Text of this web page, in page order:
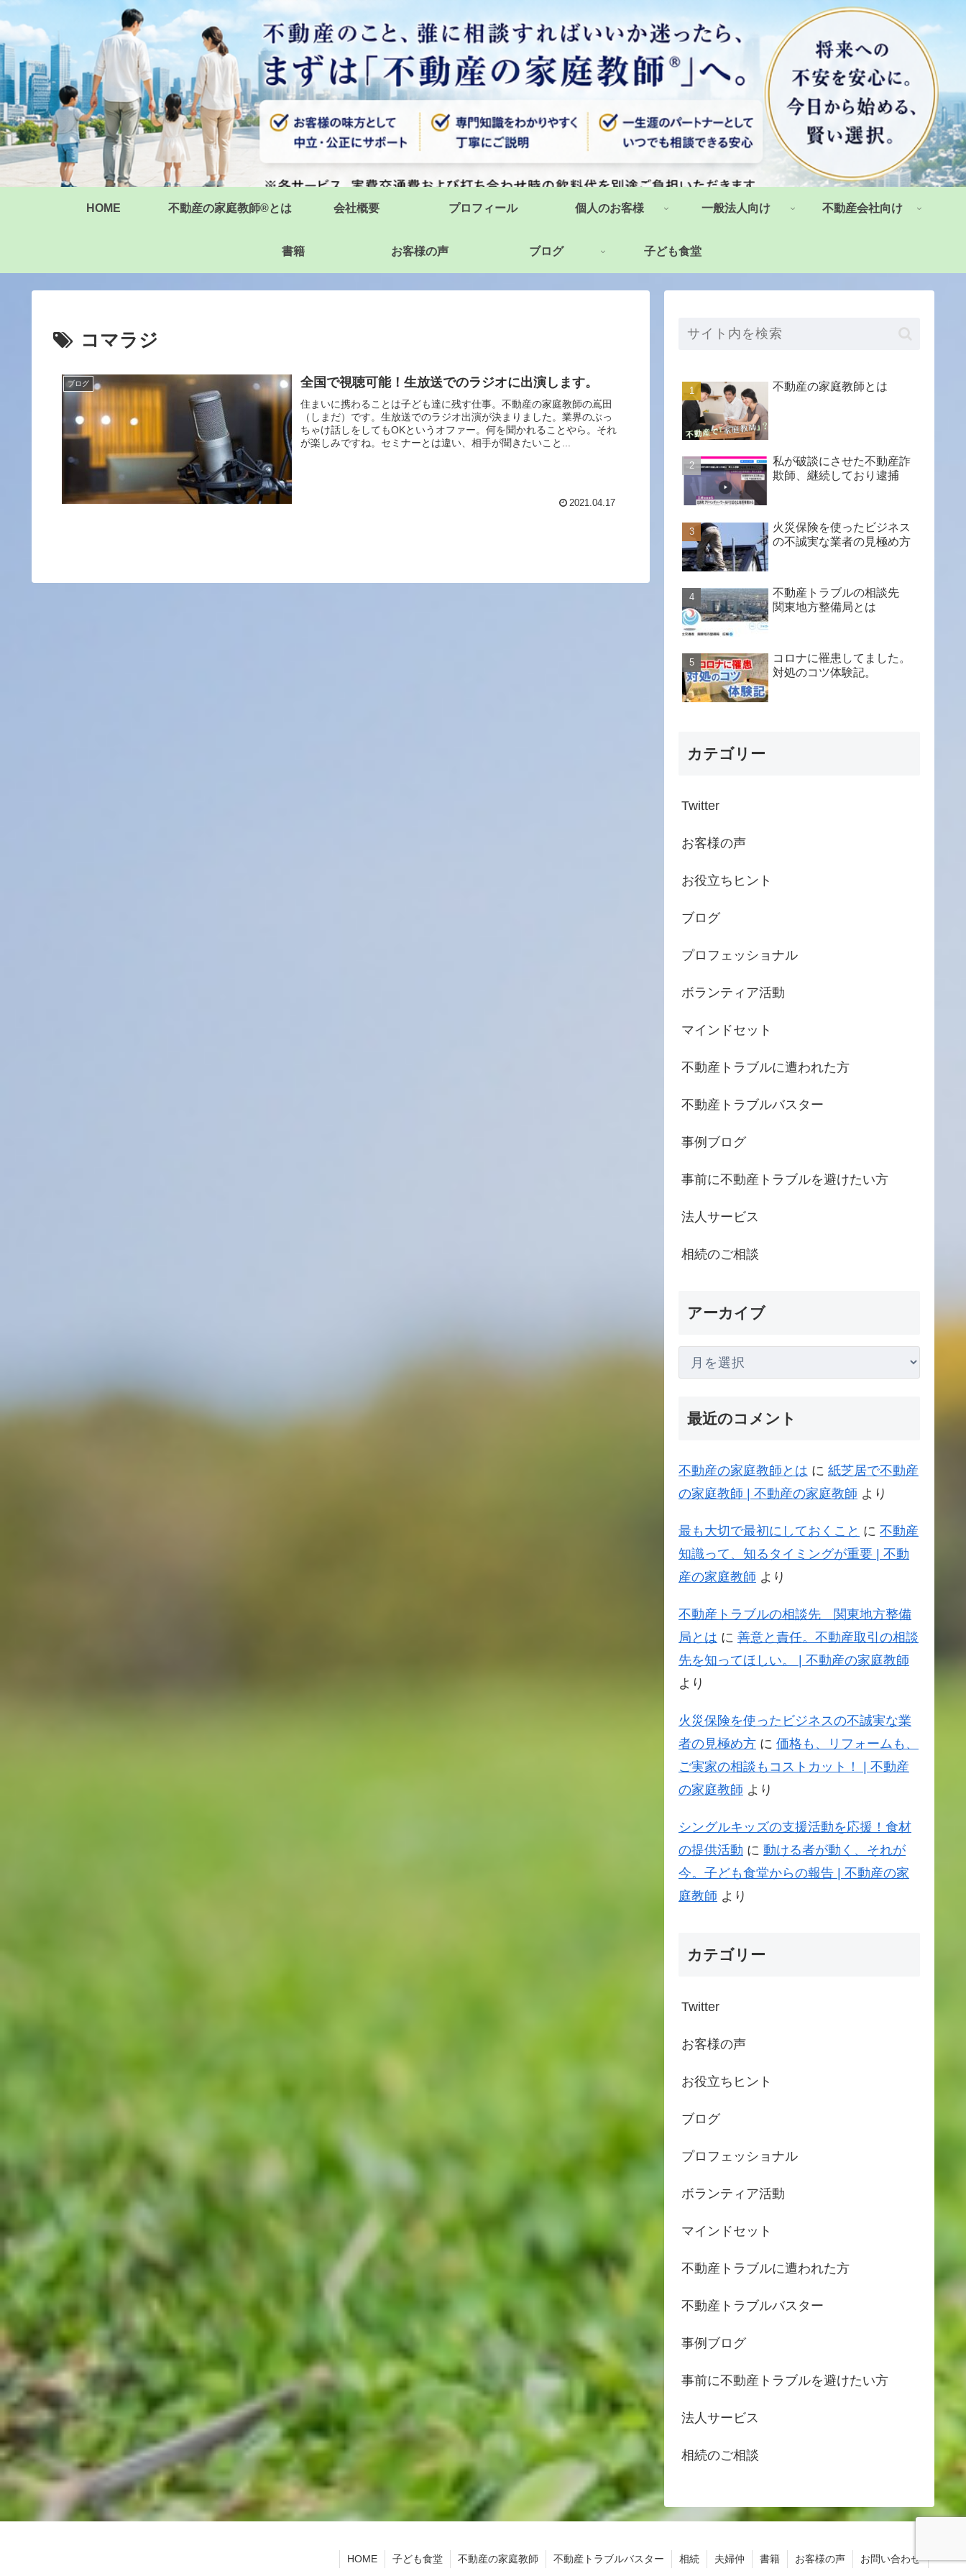
HOME 不動産の家庭教師®とは 会社概要 プロフィール 個人のお客様 一般法人向け 不動産会社向け
書籍 お客様の声 ブログ 子ども食堂
コマラジ
ブログ 全国で視聴可能！生放送でのラジオに出演します。
住まいに携わることは子ども達に残す仕事。不動産の家庭教師の嶌田
（しまだ）です。生放送でのラジオ出演が決まりました。業界のぶっ
ちゃけ話しをしてもOKというオファー。何を聞かれることやら。それ
が楽しみですね。セミナーとは違い、相手が聞きたいこと...
2021.04.17
不動産の家庭教師とは
私が破談にさせた不動産詐
欺師、継続しており逮捕
火災保険を使ったビジネス
の不誠実な業者の見極め方
不動産トラブルの相談先
関東地方整備局とは
コロナに罹患してました。
対処のコツ体験記。
カテゴリー
Twitter
お客様の声
お役立ちヒント
ブログ
プロフェッショナル
ボランティア活動
マインドセット
不動産トラブルに遭われた方
不動産トラブルバスター
事例ブログ
事前に不動産トラブルを避けたい方
法人サービス
相続のご相談
アーカイブ
最近のコメント
不動産の家庭教師とは に 紙芝居で不動産
の家庭教師 | 不動産の家庭教師 より
最も大切で最初にしておくこと に 不動産
知識って、知るタイミングが重要 | 不動
産の家庭教師 より
不動産トラブルの相談先 関東地方整備
局とは に 善意と責任。不動産取引の相談
先を知ってほしい。 | 不動産の家庭教師
より
火災保険を使ったビジネスの不誠実な業
者の見極め方 に 価格も、リフォームも、
ご実家の相談もコストカット！ | 不動産
の家庭教師 より
シングルキッズの支援活動を応援！食材
の提供活動 に 動ける者が動く、それが
今。子ども食堂からの報告 | 不動産の家
庭教師 より
カテゴリー
Twitter
お客様の声
お役立ちヒント
ブログ
プロフェッショナル
ボランティア活動
マインドセット
不動産トラブルに遭われた方
不動産トラブルバスター
事例ブログ
事前に不動産トラブルを避けたい方
法人サービス
相続のご相談
HOME 子ども食堂 不動産の家庭教師 不動産トラブルバスター 相続 夫婦仲 書籍 お客様の声 お問い合わせ